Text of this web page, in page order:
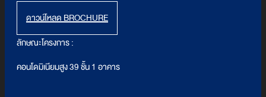
ดาวน์โหลด BROCHURE
ลักษณะโครงการ :
คอนโดมิเนียมสูง 39 ชั้น 1 อาคาร